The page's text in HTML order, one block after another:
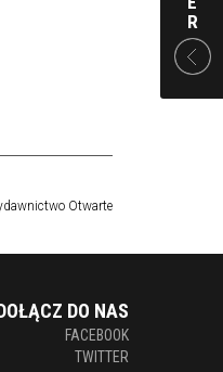
Otwarte
DO NAS
FACEBOOK
TWITTER
R